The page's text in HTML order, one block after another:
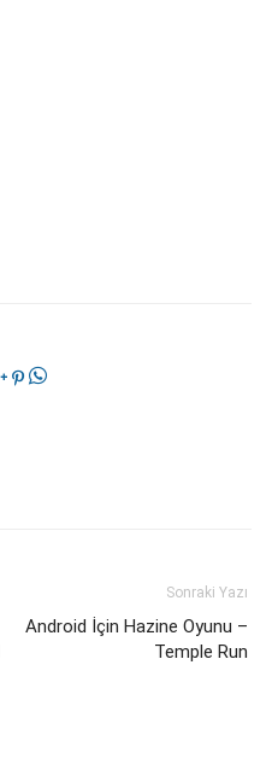
Sonraki Yazı
Android İçin Hazine Oyunu –
Temple Run